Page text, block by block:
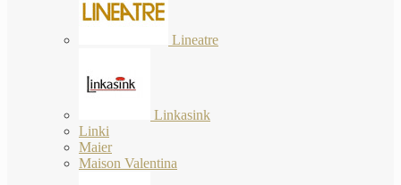
Lineatre
Linkasink
Linki
Maier
Maison Valentina